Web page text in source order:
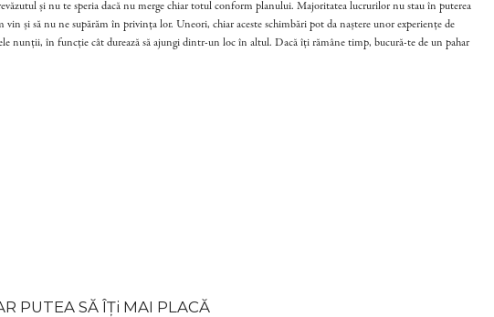
și nu te speria dacă nu merge chiar totul conform planului. Majoritatea lucrurilor nu stau în puterea
vin și să nu ne supărăm în privința lor. Uneori, chiar aceste schimbări pot da naștere unor experiențe de
nunții, în funcție cât durează să ajungi dintr-un loc în altul. Dacă îți rămâne timp, bucură-te de un pahar
PUTEA SĂ ÎȚi MAI PLACĂ